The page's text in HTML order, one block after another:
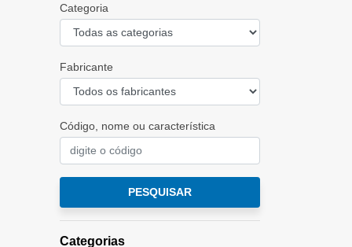
Categoria
Fabricante
Código, nome ou característica
PESQUISAR
Categorias